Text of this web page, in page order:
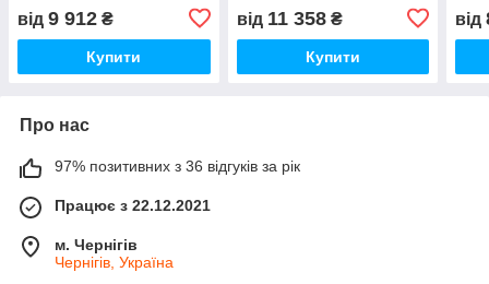
втулкою), 3.0/3.2 зробив
(ст.ст.)
від 9 912 ₴
Купити
від 11 358₴
Купити
від
Про нас
97% позитивних з 36 відгуків за рік
Працює з 22.12.2021
м. Чернігів
Чернігів, Україна